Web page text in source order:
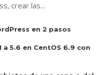
crear las...
en 2 pasos
a 5.6 en CentOS 6.9 con